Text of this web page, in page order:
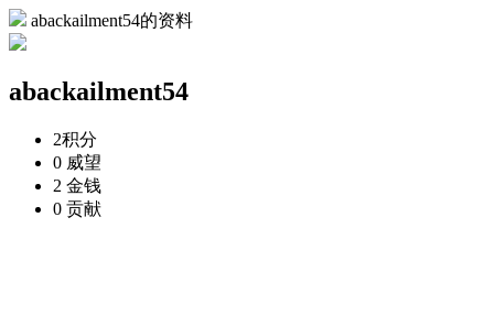
abackailment54的资料
abackailment54
2积分
0 威望
2 金钱
0 贡献